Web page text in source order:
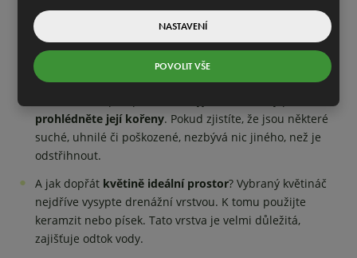
Ne každý má změny rád. Připravte kytičky na chystané
přesazování a pořádně je
prohlédněte. A do detailů. Jenom tak vám neuniknou
špatné listy a výhonky, kterých je potřeba rostlinu zbavit.
prohlédněte její kořeny. Pokud zjistíte, že jsou některé
suché, uhnilé či poškozené, nezbývá nic jiného, než je
odstřihnout.
A jak dopřát květině ideální prostor? Vybraný květináč
nejdříve vysypte drenážní vrstvou. K tomu použijte
keramzit nebo písek. Tato vrstva je velmi důležitá,
zajišťuje odtok vody.
NASTAVENÍ
POVOLIT VŠE